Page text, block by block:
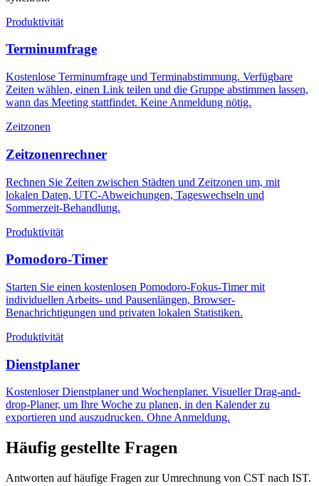
Produktivität
Terminumfrage
Kostenlose Terminumfrage und Terminabstimmung. Verfügbare
Zeiten wählen, einen Link teilen und die Gruppe abstimmen lassen,
wann das Meeting stattfindet. Keine Anmeldung nötig.
Zeitzonen
Zeitzonenrechner
Rechnen Sie Zeiten zwischen Städten und Zeitzonen um, mit
lokalen Daten, UTC-Abweichungen, Tageswechseln und
Sommerzeit-Behandlung.
Produktivität
Pomodoro-Timer
Starten Sie einen kostenlosen Pomodoro-Fokus-Timer mit
individuellen Arbeits- und Pausenlängen, Browser-
Benachrichtigungen und privaten lokalen Statistiken.
Produktivität
Dienstplaner
Kostenloser Dienstplaner und Wochenplaner. Visueller Drag-and-
drop-Planer, um Ihre Woche zu planen, in den Kalender zu
exportieren und auszudrucken. Ohne Anmeldung.
Häufig gestellte Fragen
Antworten auf häufige Fragen zur Umrechnung von CST nach IST.